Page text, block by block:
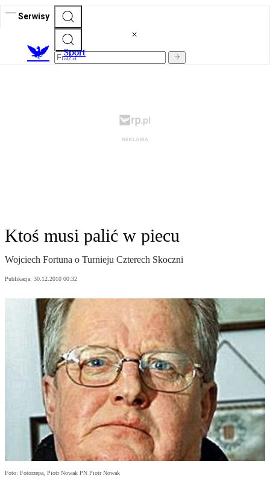
Serwisy
Sport
Ktoś musi palić w piecu
Wojciech Fortuna o Turnieju Czterech Skoczni
Publikacja: 30.12.2010 00:32
Foto: Fotorzepa, Piotr Nowak PN Piotr Nowak